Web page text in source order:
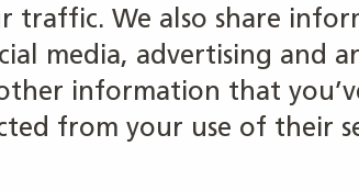
traffic. We also share
media, advertising and
information that
from your use of their